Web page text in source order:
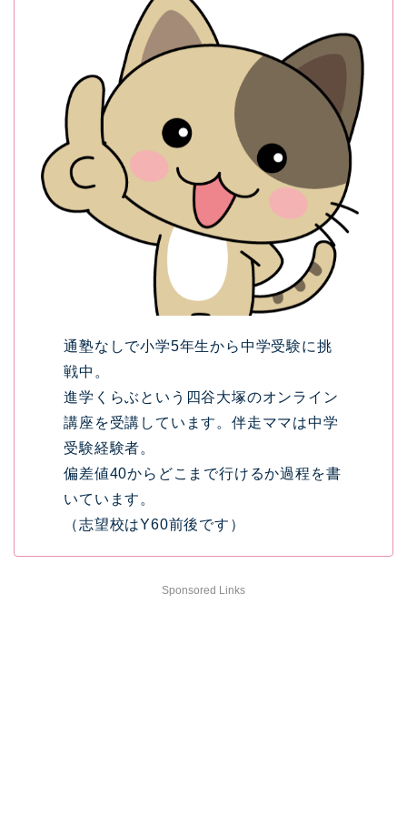
通塾なしで小学5年生から中学受験に挑
戦中。
進学くらぶという四谷大塚のオンライン
講座を受講しています。伴走ママは中学
受験経験者。
偏差値40からどこまで行けるか過程を書
いています。
（志望校はY60前後です）
Sponsored Links